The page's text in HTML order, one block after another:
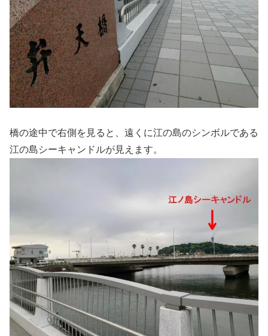
橋の途中で右側を見ると、遠くに江の島のシンボルである
江の島シーキャンドルが見えます。